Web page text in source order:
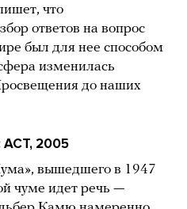
что
ответов на вопрос
был для нее способом
изменилась
до наших
2005
вышедшего в 1947
чуме идет речь —